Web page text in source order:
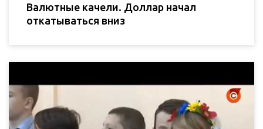
Валютные качели. Доллар начал
откатываться вниз